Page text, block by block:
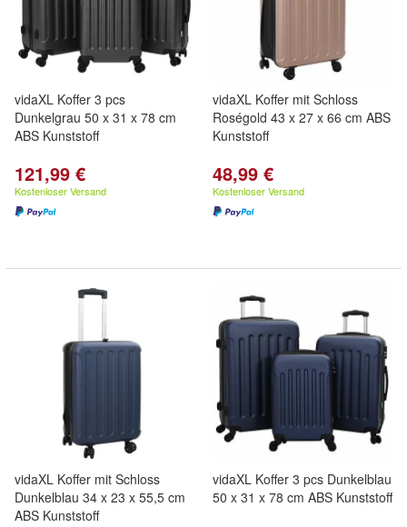
vidaXL Koffer 3 pcs
Dunkelgrau 50 x 31 x 78 cm
ABS Kunststoff
121,99 €
Kostenloser Versand
vidaXL Koffer mit Schloss
Roségold 43 x 27 x 66 cm ABS
Kunststoff
48,99 €
Kostenloser Versand
vidaXL Koffer mit Schloss
Dunkelblau 34 x 23 x 55,5 cm
ABS Kunststoff
vidaXL Koffer 3 pcs Dunkelblau
50 x 31 x 78 cm ABS Kunststoff